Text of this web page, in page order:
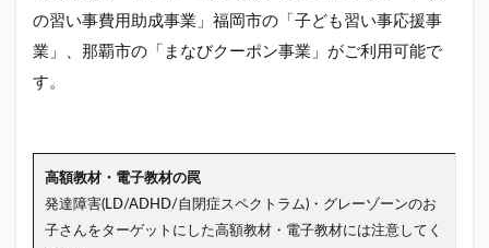
の習い事費用助成事業」福岡市の「子ども習い事応援事
業」、那覇市の「まなびクーポン事業」がご利用可能で
す。
高額教材・電子教材の罠
発達障害(LD/ADHD/自閉症スペクトラム)・グレーゾーンのお
子さんをターゲットにした高額教材・電子教材には注意してく